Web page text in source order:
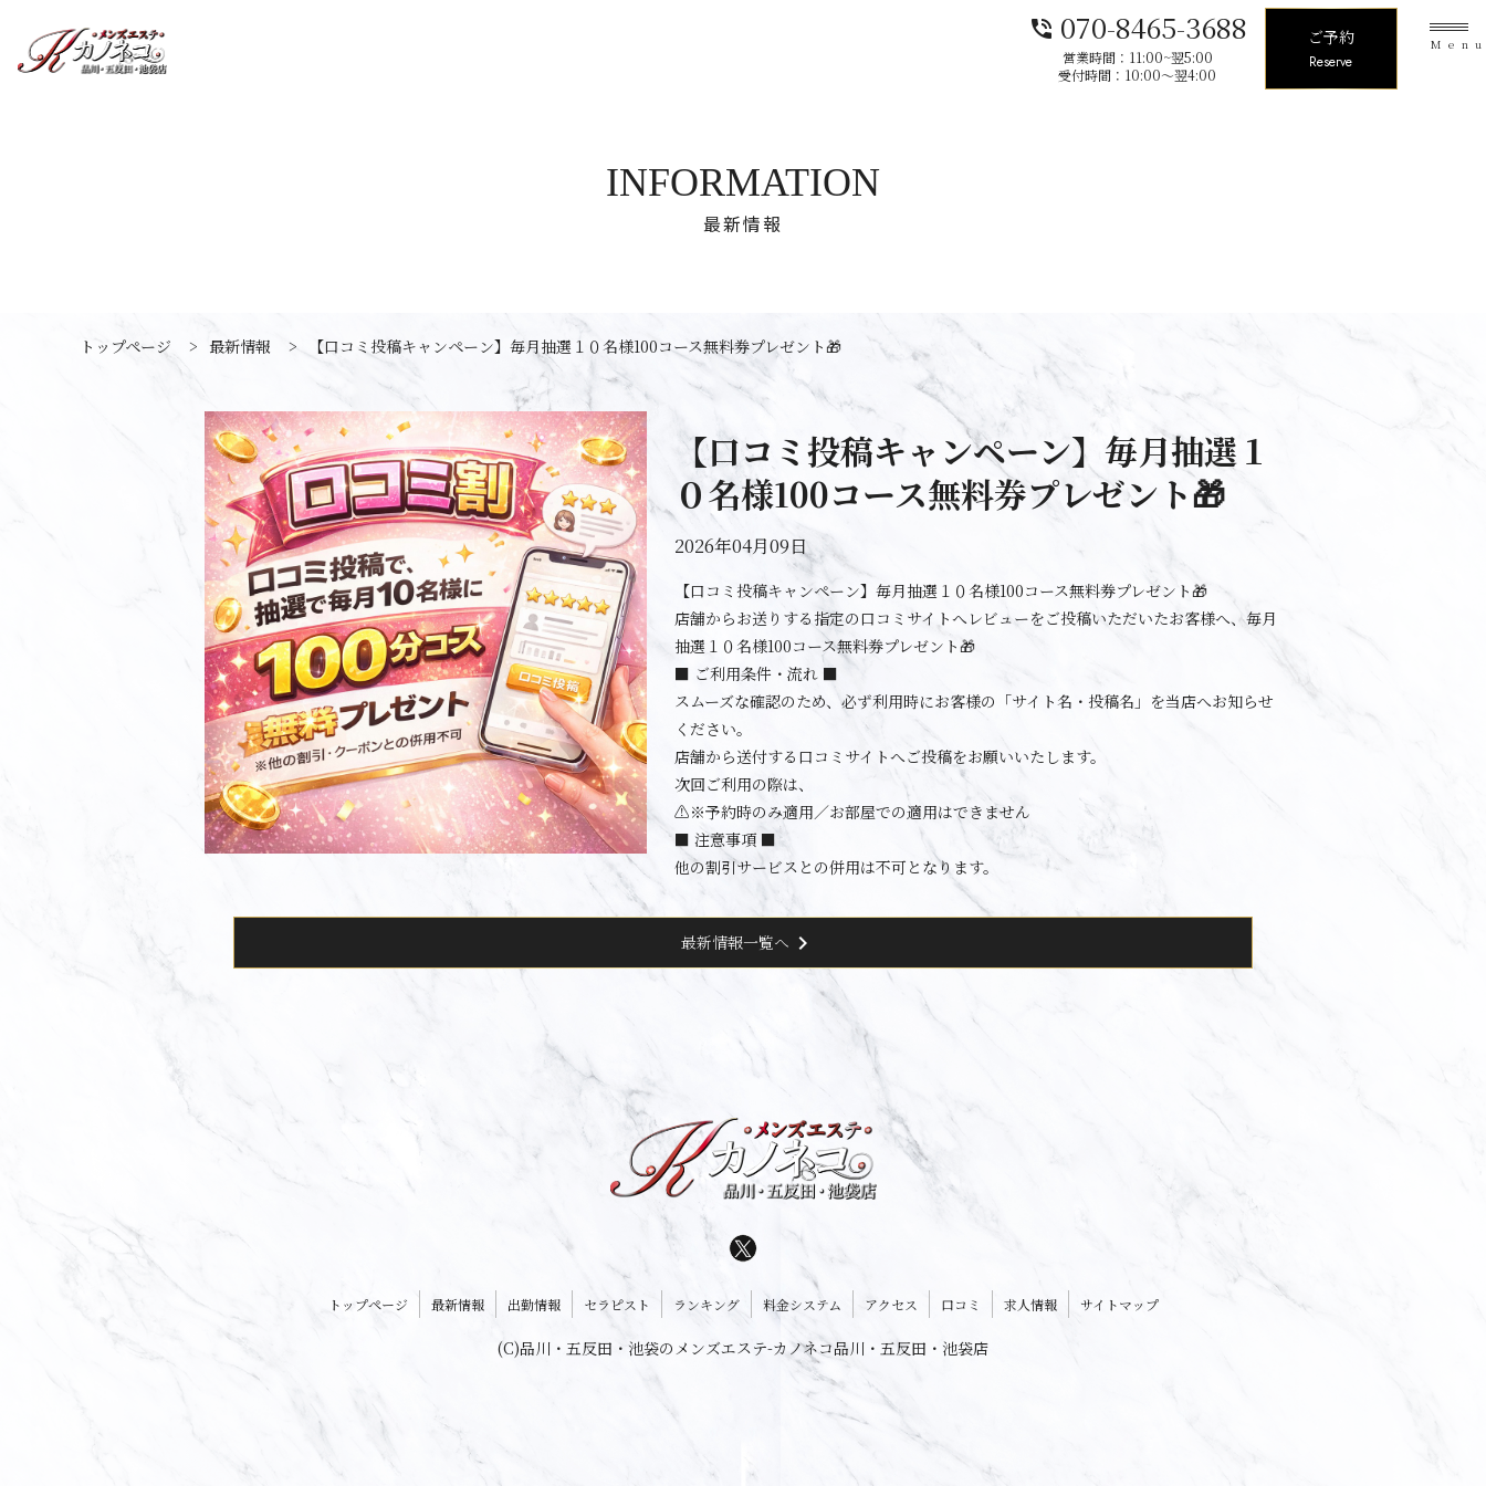
phone_in_talk 070-8465-3688
営業時間：11:00~翌5:00
受付時間：10:00〜翌4:00
ご予約
Reserve
最新情報
INFORMATION
トップページ > 最新情報 > 【口コミ投稿キャンペーン】毎月抽選１０名様100コース無料券プレゼント🎁
【口コミ投稿キャンペーン】毎月抽選１
０名様100コース無料券プレゼント🎁
2026年04月09日
【口コミ投稿キャンペーン】毎月抽選１０名様100コース無料券プレゼント🎁
店舗からお送りする指定の口コミサイトへレビューをご投稿いただいたお客様へ、毎月
抽選１０名様100コース無料券プレゼント🎁
■ ご利用条件・流れ ■
スムーズな確認のため、必ず利用時にお客様の「サイト名・投稿名」を当店へお知らせ
ください。
店舗から送付する口コミサイトへご投稿をお願いいたします。
次回ご利用の際は、
⚠️※予約時のみ適用／お部屋での適用はできません
■ 注意事項 ■
他の割引サービスとの併用は不可となります。
最新情報一覧へ chevron_right
トップページ 最新情報 出勤情報 セラピスト ランキング 料金システム アクセス 口コミ 求人情報 サイトマップ
(C)品川・五反田・池袋のメンズエステ-カノネコ品川・五反田・池袋店